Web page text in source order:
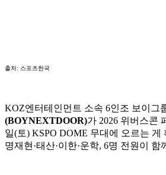
출처: 스포츠한국
KOZ엔터테인먼트 소속 6인조 보이그
(BOYNEXTDOOR)가 2026 위버스콘
일(토) KSPO DOME 무대에 오르는 게
명재현·태산·이한·운학, 6명 전원이 함